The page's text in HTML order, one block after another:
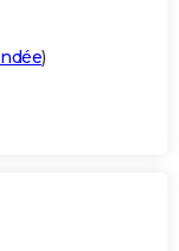
)